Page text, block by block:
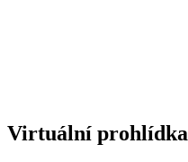
Virtuální prohlídka